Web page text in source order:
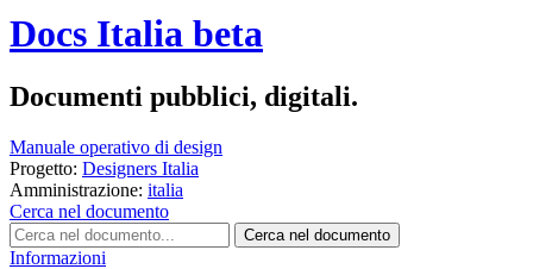
Docs Italia beta
Documenti pubblici, digitali.
Manuale operativo di design
Progetto: Designers Italia
Amministrazione: italia
Cerca nel documento
Cerca nel documento
Informazioni